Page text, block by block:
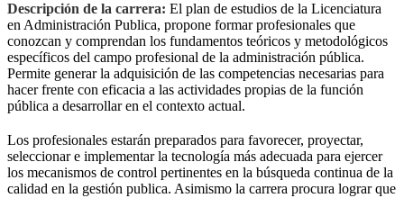
Descripción de la carrera: El plan de estudios de la Licenciatura
en Administración Publica, propone formar profesionales que
conozcan y comprendan los fundamentos teóricos y metodológicos
específicos del campo profesional de la administración pública.
Permite generar la adquisición de las competencias necesarias para
hacer frente con eficacia a las actividades propias de la función
pública a desarrollar en el contexto actual.
Los profesionales estarán preparados para favorecer, proyectar,
seleccionar e implementar la tecnología más adecuada para ejercer
los mecanismos de control pertinentes en la búsqueda continua de la
calidad en la gestión publica. Asimismo la carrera procura lograr que